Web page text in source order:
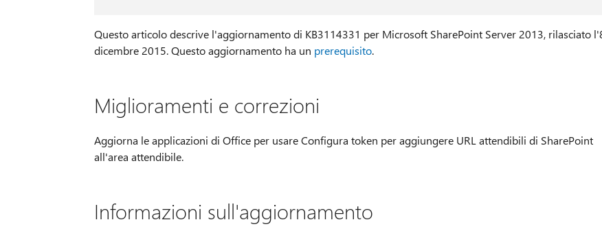
Questo articolo descrive l'aggiornamento di KB3114331 per Microsoft SharePoint Server 2013, rilasciato
dicembre 2015. Questo aggiornamento ha un prerequisito.
Miglioramenti e correzioni
Aggiorna le applicazioni di Office per usare Configura token per aggiungere URL attendibili di SharePoint
all'area attendibile.
Informazioni sull'aggiornamento